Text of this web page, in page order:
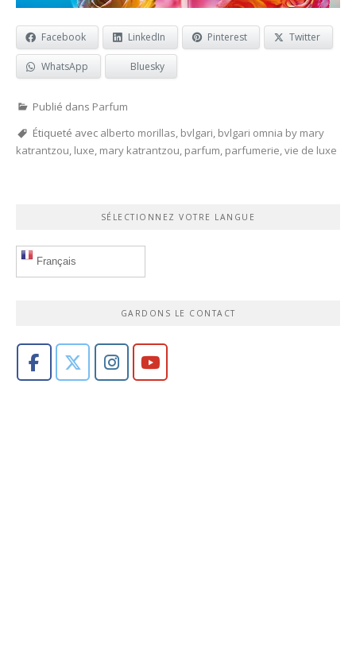
Facebook LinkedIn Pinterest Twitter
WhatsApp Bluesky
Publié dans Parfum
Étiqueté avec alberto morillas, bvlgari, bvlgari omnia by mary
katrantzou, luxe, mary katrantzou, parfum, parfumerie,vie de luxe
SÉLECTIONNEZ VOTRE LANGUE
Français
GARDONS LE CONTACT